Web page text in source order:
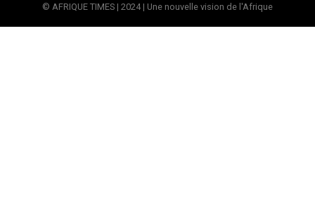
© AFRIQUE TIMES | 2024 | Une nouvelle vision de l'Afrique